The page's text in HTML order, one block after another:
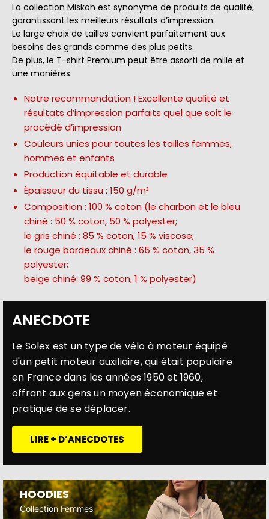
La collection Miskoh est synonyme de produits de qualité,
garantissant les meilleurs résultats d’impression.
Le large choix de tailles convient parfaitement aux
besoins des grands comme des plus petits.
De plus, le T-shirt Premium peut être assorti de mille et
une manières.
Notre recommandation ! Excellente qualité et
résultats d’impression parfaits quel que soit le
procédé d’impression
Couleurs unies pour toutes les tailles femmes,
hommes et enfants
Production équitable et durable
Épaisseur du tissu : 150 g/m²
Composition : 100 % coton (le charbon et le bleu
chiné : 50 % coton, 50 % polyester;
le gris chiné : 85 % coton, 15 % viscose;
le rouge bordeaux chiné : 65 % coton, 35 %
polyester;
beige chiné: 99 % coton, 1 % polyester)
ANECDOTE
Le Solex est un type de vélo à moteur équipé
d'un petit moteur auxiliaire, qui était populaire
en France dans les années 1950 et 1960,
offrant aux gens un moyen économique et
pratique de se déplacer.
LIRE + D’ANECDOTES
HOODIES
Collection Femmes